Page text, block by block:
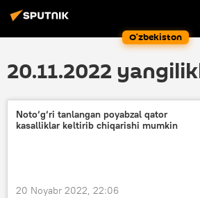
O‘zbekiston
20.11.2022
Noto‘g‘ri tanlangan poyabzal qator
kasalliklar keltirib chiqarishi mumkin
20 Noyabr 2022, 22:06